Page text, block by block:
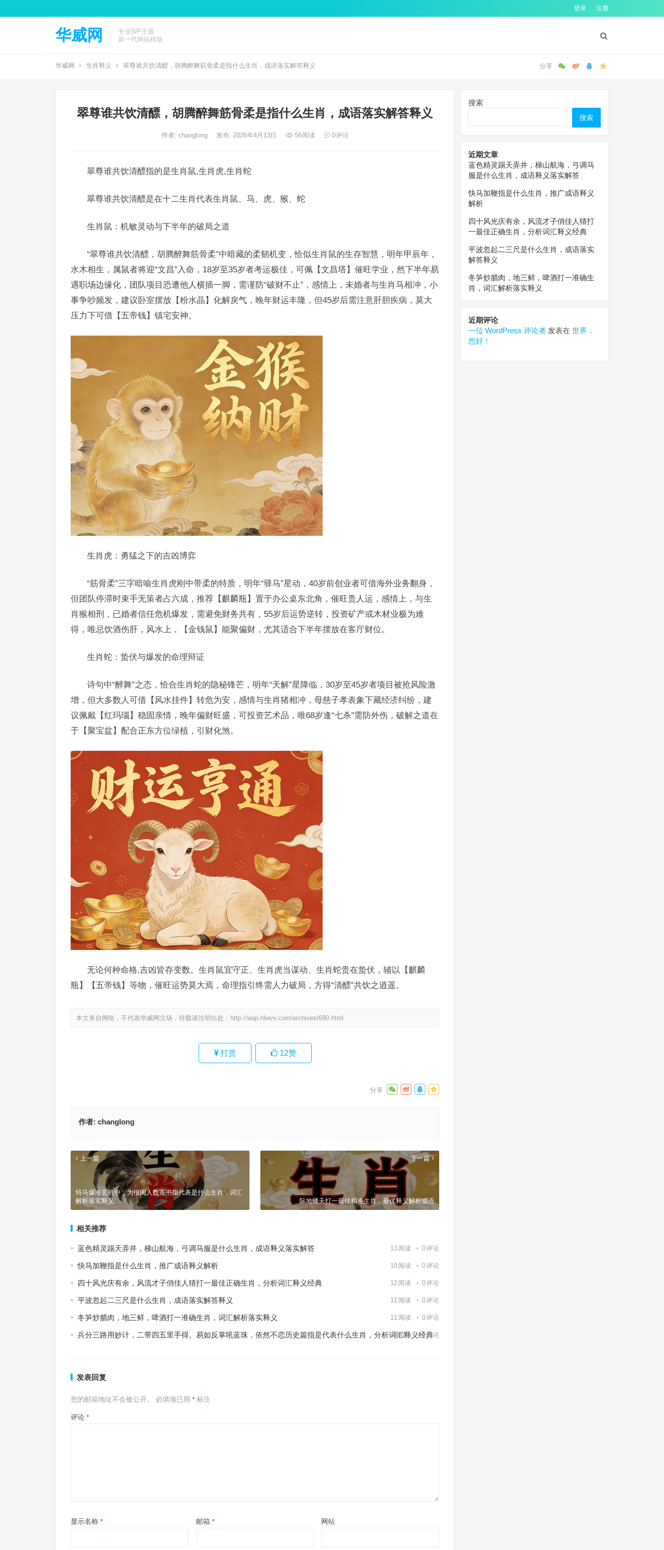
登录 注册
华威网
专业WP主题
新一代网站模版
华威网 生肖释义 翠尊谁共饮清醥，胡腾醉舞筋骨柔是指什么生肖，成语落实解答释义
翠尊谁共饮清醥，胡腾醉舞筋骨柔是指什么生肖，成语落实解答释义
作者: changlong 发布: 2026年4月13日 56阅读 0评论
翠尊谁共饮清醥指的是生肖鼠,生肖虎,生肖蛇
翠尊谁共饮清醥是在十二生肖代表生肖鼠、马、虎、猴、蛇
生肖鼠：机敏灵动与下半年的破局之道
“翠尊谁共饮清醥，胡腾醉舞筋骨柔”中暗藏的柔韧机变，恰似生肖鼠的生存智慧，明年甲辰年，
水木相生，属鼠者将迎“文昌”入命，18岁至35岁者考运极佳，可佩【文昌塔】催旺学业，然下半年易
遇职场边缘化，团队项目恐遭他人横插一脚，需谨防“破财不止”，感情上，未婚者与生肖马相冲，小
事争吵频发，建议卧室摆放【粉水晶】化解戾气，晚年财运丰隆，但45岁后需注意肝胆疾病，莫大
压力下可借【五帝钱】镇宅安神。
生肖虎：勇猛之下的吉凶博弈
“筋骨柔”三字暗喻生肖虎刚中带柔的特质，明年“驿马”星动，40岁前创业者可借海外业务翻身，
但团队停滞时束手无策者占六成，推荐【麒麟瓶】置于办公桌东北角，催旺贵人运，感情上，与生
肖猴相刑，已婚者信任危机爆发，需避免财务共有，55岁后运势逆转，投资矿产或木材业极为难
得，唯忌饮酒伤肝，风水上，【金钱鼠】能聚偏财，尤其适合下半年摆放在客厅财位。
生肖蛇：蛰伏与爆发的命理辩证
诗句中“醉舞”之态，恰合生肖蛇的隐秘锋芒，明年“天解”星降临，30岁至45岁者项目被抢风险激
增，但大多数人可借【风水挂件】转危为安，感情与生肖猪相冲，母慈子孝表象下藏经济纠纷，建
议佩戴【红玛瑙】稳固亲情，晚年偏财旺盛，可投资艺术品，唯68岁逢“七杀”需防外伤，破解之道在
于【聚宝盆】配合正东方位绿植，引财化煞。
无论何种命格,吉凶皆存变数。生肖鼠宜守正、生肖虎当谋动、生肖蛇贵在蛰伏，辅以【麒麟
瓶】【五帝钱】等物，催旺运势莫大焉，命理指引终需人力破局，方得“清醥”共饮之逍遥。
本文来自网络，不代表华威网立场，转载请注明出处： http://wap.hlwvv.com/archives/680.html
打赏 12赞
作者: changlong
上一篇
特马爆冷玄机中，为报闺人数寄书指代表是什么生肖，词汇
解析落实释义
下一篇
际地蟠天打一最佳精准生肖，最优释义解析成语
相关推荐
蓝色精灵踢天弄井，梯山航海，弓调马服是什么生肖，成语释义落实解答 13 阅读 0评论
快马加鞭指是什么生肖，推广成语释义解析 10 阅读 0评论
四十风光庆有余，风流才子俏佳人猜打一最佳正确生肖，分析词汇释义经典 12 阅读 0评论
平波忽起二三尺是什么生肖，成语落实解答释义 11 阅读 0评论
冬笋炒腊肉，地三鲜，啤酒打一准确生肖，词汇解析落实释义 11 阅读 0评论
兵分三路用妙计，二带四五里手得。易如反掌吼蓝珠，依然不恋历史篇指是代表什么生肖，分析词汇释义经典
8 阅读 0评论
发表回复
您的邮箱地址不会被公开。 必填项已用 * 标注
评论 *
显示名称 * 邮箱 * 网站
搜索
搜索
近期文章
蓝色精灵踢天弄井，梯山航海，弓调马
服是什么生肖，成语释义落实解答
快马加鞭指是什么生肖，推广成语释义
解析
四十风光庆有余，风流才子俏佳人猜打
一最佳正确生肖，分析词汇释义经典
平波忽起二三尺是什么生肖，成语落实
解答释义
冬笋炒腊肉，地三鲜，啤酒打一准确生
肖，词汇解析落实释义
近期评论
一位 WordPress 评论者 发表在 世界，
您好！